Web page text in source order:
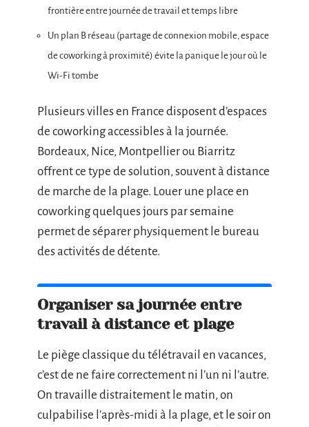
frontière entre journée de travail et temps libre
Un plan B réseau (partage de connexion mobile, espace
de coworking à proximité) évite la panique le jour où le
Wi-Fi tombe
Plusieurs villes en France disposent d’espaces
de coworking accessibles à la journée.
Bordeaux, Nice, Montpellier ou Biarritz
offrent ce type de solution, souvent à distance
de marche de la plage. Louer une place en
coworking quelques jours par semaine
permet de séparer physiquement le bureau
des activités de détente.
Organiser sa journée entre
travail à distance et plage
Le piège classique du télétravail en vacances,
c’est de ne faire correctement ni l’un ni l’autre.
On travaille distraitement le matin, on
culpabilise l’après-midi à la plage, et le soir on